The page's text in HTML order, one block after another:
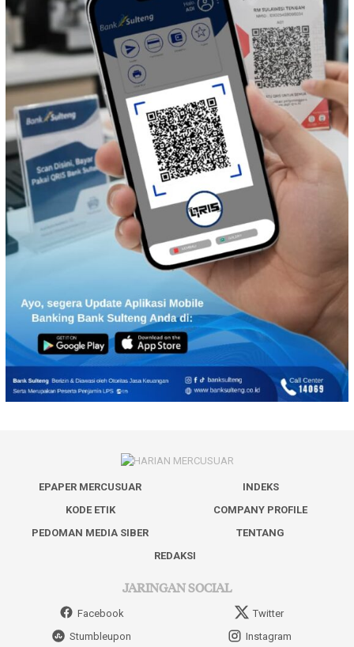
EPAPER MERCUSUAR
INDEKS
KODE ETIK
COMPANY PROFILE
PEDOMAN MEDIA SIBER
TENTANG
REDAKSI
JARINGAN SOCIAL
Facebook
Twitter
Stumbleupon
Instagram